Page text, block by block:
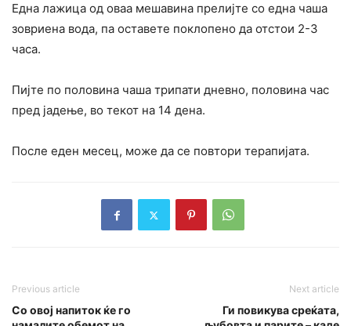
Една лажица од оваа мешавина прелијте со една чаша
зовриена вода, па оставете поклопено да отстои 2-3
часа.
Пијте по половина чаша трипати дневно, половина час
пред јадење, во текот на 14 дена.
После еден месец, може да се повтори терапијата.
Previous article
Со овој напиток ќе го
Next article
Ги повикува среќата,